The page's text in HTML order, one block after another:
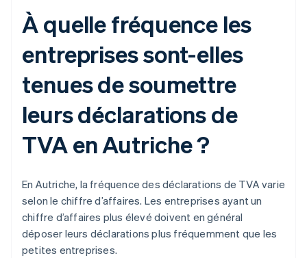
À quelle fréquence les
entreprises sont-elles
tenues de soumettre
leurs déclarations de
TVA en Autriche ?
En Autriche, la fréquence des déclarations de TVA varie
selon le chiffre d’affaires. Les entreprises ayant un
chiffre d’affaires plus élevé doivent en général
déposer leurs déclarations plus fréquemment que les
petites entreprises.